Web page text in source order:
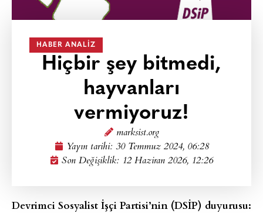
HABER ANALIZ
Hiçbir şey bitmedi,
hayvanları
vermiyoruz!
marksist.org
Yayın tarihi: 30 Temmuz 2024, 06:28
Son Değişiklik: 12 Haziran 2026, 12:26
Devrimci Sosyalist İşçi Partisi’nin (DSİP) duyurusu: